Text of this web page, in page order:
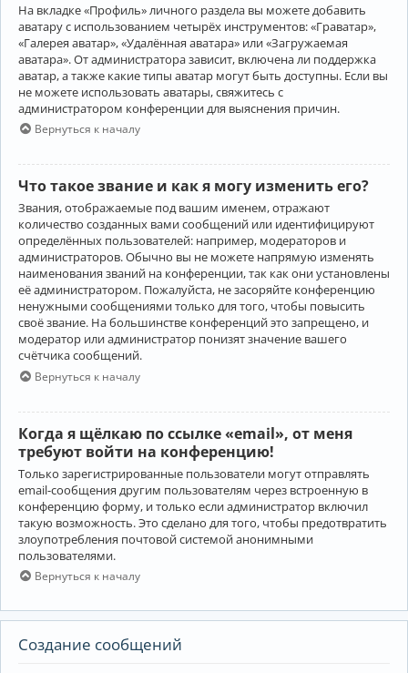
На вкладке «Профиль» личного раздела вы можете добавить
аватару с использованием четырёх инструментов: «Граватар»,
«Галерея аватар», «Удалённая аватара» или «Загружаемая
аватара». От администратора зависит, включена ли поддержка
аватар, а также какие типы аватар могут быть доступны. Если вы
не можете использовать аватары, свяжитесь с
администратором конференции для выяснения причин.
Вернуться к началу
Что такое звание и как я могу изменить его?
Звания, отображаемые под вашим именем, отражают
количество созданных вами сообщений или идентифицируют
определённых пользователей: например, модераторов и
администраторов. Обычно вы не можете напрямую изменять
наименования званий на конференции, так как они установлены
её администратором. Пожалуйста, не засоряйте конференцию
ненужными сообщениями только для того, чтобы повысить
своё звание. На большинстве конференций это запрещено, и
модератор или администратор понизят значение вашего
счётчика сообщений.
Вернуться к началу
Когда я щёлкаю по ссылке «email», от меня
требуют войти на конференцию!
Только зарегистрированные пользователи могут отправлять
email-сообщения другим пользователям через встроенную в
конференцию форму, и только если администратор включил
такую возможность. Это сделано для того, чтобы предотвратить
злоупотребления почтовой системой анонимными
пользователями.
Вернуться к началу
Создание сообщений